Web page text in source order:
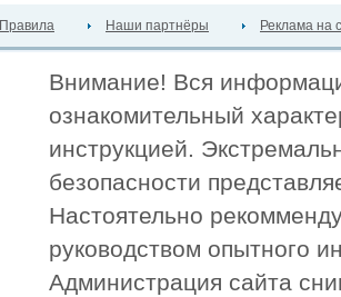
Правила Наши партнёры Реклама на
Внимание! Вся
ознакомительный
инструкцией.
безопасности
Настоятельно
руководством опытного
Администрация сайта